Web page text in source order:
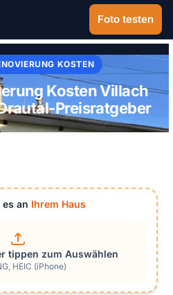
Foto testen
KOSTEN
Kosten Villach
Preisratgeber
es an Ihrem Haus
tippen zum Auswählen
HEIC (iPhone)